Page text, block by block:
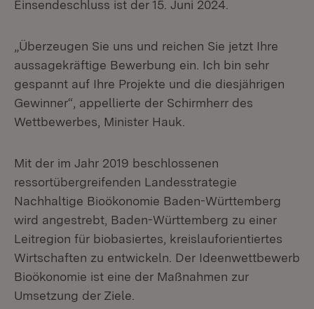
Einsendeschluss ist der 15. Juni 2024.
„Überzeugen Sie uns und reichen Sie jetzt Ihre
aussagekräftige Bewerbung ein. Ich bin sehr
gespannt auf Ihre Projekte und die diesjährigen
Gewinner“, appellierte der Schirmherr des
Wettbewerbes, Minister Hauk.
Mit der im Jahr 2019 beschlossenen
ressortübergreifenden Landesstrategie
Nachhaltige Bioökonomie Baden-Württemberg
wird angestrebt, Baden-Württemberg zu einer
Leitregion für biobasiertes, kreislauforientiertes
Wirtschaften zu entwickeln. Der Ideenwettbewerb
Bioökonomie ist eine der Maßnahmen zur
Umsetzung der Ziele.